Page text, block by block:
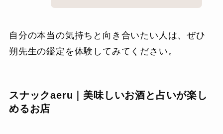
自分の本当の気持ちと向き合いたい人は、ぜひ
朔先生の鑑定を体験してみてください。
スナックaeru｜美味しいお酒と占いが楽し
めるお店